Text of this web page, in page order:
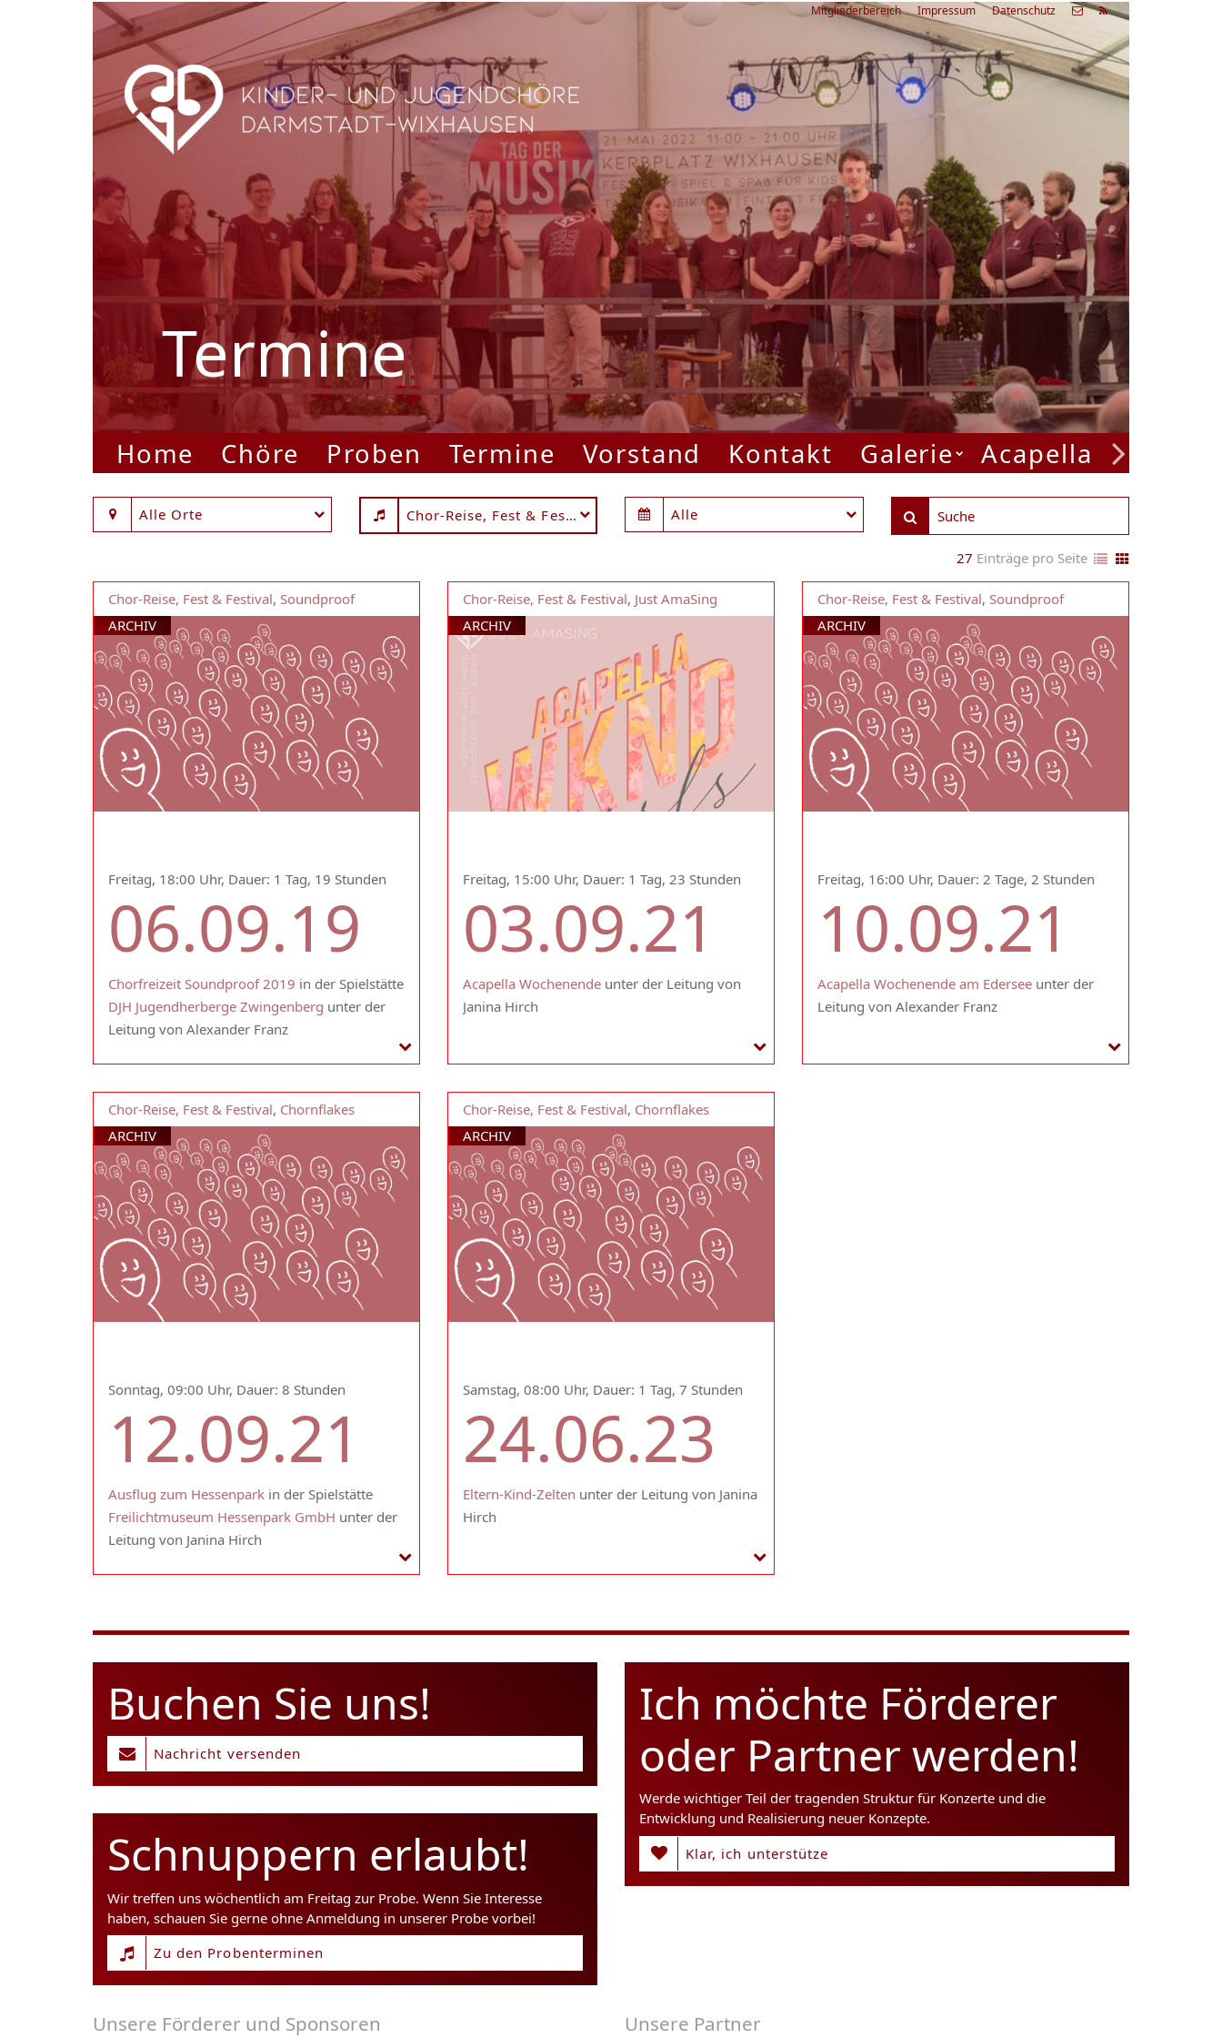
Mitgliederbereich Impressum Datenschutz
Termine
Letzte
Veranstaltung
Alle
03.08.26
Ferienfreizeit Acapella Week - offen
für alle
09:00 Uhr
Zum Workshop
Home Chöre Proben Termine Vorstand Kontakt Galerie Acapella Week
Alle Orte Chor-Reise, Fest & Festival Alle
27 Einträge pro Seite
Chor-Reise, Fest & Festival, Soundproof
ARCHIV
Freitag, 18:00 Uhr, Dauer: 1 Tag, 19 Stunden
06.09.19
Chorfreizeit Soundproof 2019 in der Spielstätte
DJH Jugendherberge Zwingenberg unter der
Leitung von Alexander Franz
Chor-Reise, Fest & Festival, Chornflakes
ARCHIV
Sonntag, 09:00 Uhr, Dauer: 8 Stunden
12.09.21
Ausflug zum Hessenpark in der Spielstätte
Freilichtmuseum Hessenpark GmbH unter der
Leitung von Janina Hirch
Chor-Reise, Fest & Festival, Just AmaSing
ARCHIV
Freitag, 15:00 Uhr, Dauer: 1 Tag, 23 Stunden
03.09.21
Acapella Wochenende unter der Leitung von
Janina Hirch
Chor-Reise, Fest & Festival, Chornflakes
ARCHIV
Samstag, 08:00 Uhr, Dauer: 1 Tag, 7 Stunden
24.06.23
Eltern-Kind-Zelten unter der Leitung von Janina
Hirch
Chor-Reise, Fest & Festival, Soundproof
ARCHIV
Freitag, 16:00 Uhr, Dauer: 2 Tage, 2 Stunden
10.09.21
Acapella Wochenende am Edersee unter der
Leitung von Alexander Franz
Buchen Sie uns!
Nachricht versenden
Schnuppern erlaubt!
Wir treffen uns wöchentlich am Freitag zur Probe. Wenn Sie Interesse
haben, schauen Sie gerne ohne Anmeldung in unserer Probe vorbei!
Zu den Probenterminen
Ich möchte Förderer
oder Partner werden!
Werde wichtiger Teil der tragenden Struktur für Konzerte und die
Entwicklung und Realisierung neuer Konzepte.
Klar, ich unterstütze
Unsere Förderer und Sponsoren Unsere Partner